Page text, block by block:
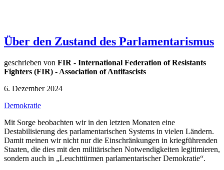
Über den Zustand des Parlamentarismus
geschrieben von FIR - International Federation of Resistants
Fighters (FIR) - Association of Antifascists
6. Dezember 2024
Demokratie
Mit Sorge beobachten wir in den letzten Monaten eine
Destabilisierung des parlamentarischen Systems in vielen Ländern.
Damit meinen wir nicht nur die Einschränkungen in kriegführenden
Staaten, die dies mit den militärischen Notwendigkeiten legitimieren,
sondern auch in „Leuchttürmen parlamentarischer Demokratie“.